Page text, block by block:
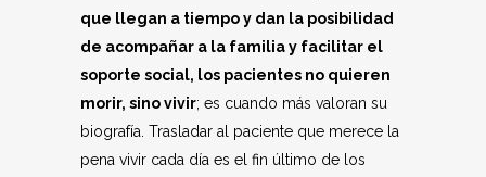
que llegan a tiempo y dan la posibilidad
de acompañar a la familia y facilitar el
soporte social, los pacientes no quieren
morir, sino vivir; es cuando más valoran su
biografía. Trasladar al paciente que merece la
pena vivir cada día es el fin último de los